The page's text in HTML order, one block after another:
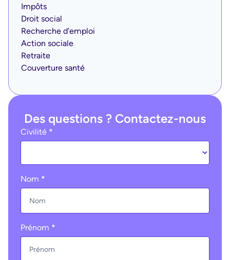
Impôts
Droit social
Recherche d’emploi
Action sociale
Retraite
Couverture santé
Des questions ? Contactez-nous
Ohme
:
(footer)
Civilité *
Nom *
Prénom *